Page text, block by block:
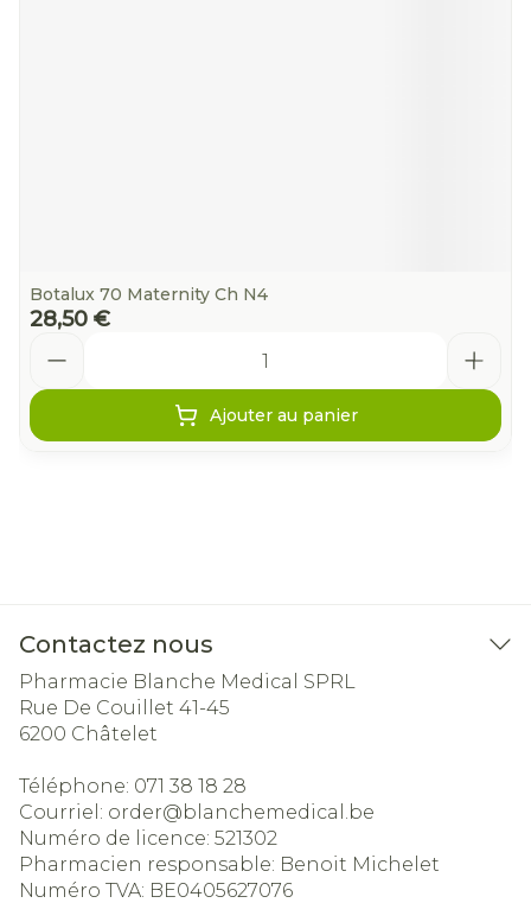
Botalux 70 Maternity Ch N4
28,50 €
Ajouter au panier
Contactez nous
Pharmacie Blanche Medical SPRL
Rue De Couillet 41-45
6200 Châtelet
Téléphone: 071 38 18 28
Courriel: order@blanchemedical.be
Numéro de licence: 521302
Pharmacien responsable: Benoit Michelet
Numéro TVA: BE0405627076